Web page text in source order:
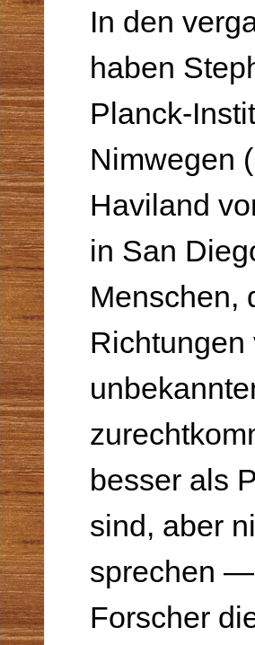
In den
haben
Planck-
Nimwegen
Haviland
in San
Menschen,
besser als
sind, aber
sprechen —
Forscher